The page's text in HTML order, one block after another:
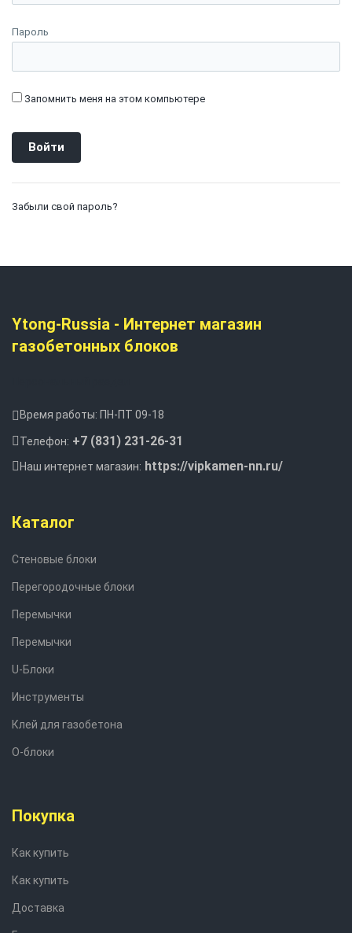
Пароль
Запомнить меня на этом компьютере
Забыли свой пароль?
Ytong-Russia - Интернет магазин
газобетонных блоков
Время работы: ПН-ПТ 09-18
Телефон: +7 (831) 231-26-31
Наш интернет магазин: https://vipkamen-nn.ru/
Каталог
Стеновые блоки
Перегородочные блоки
Перемычки
Перемычки
U-Блоки
Инструменты
Клей для газобетона
О-блоки
Покупка
Как купить
Как купить
Доставка